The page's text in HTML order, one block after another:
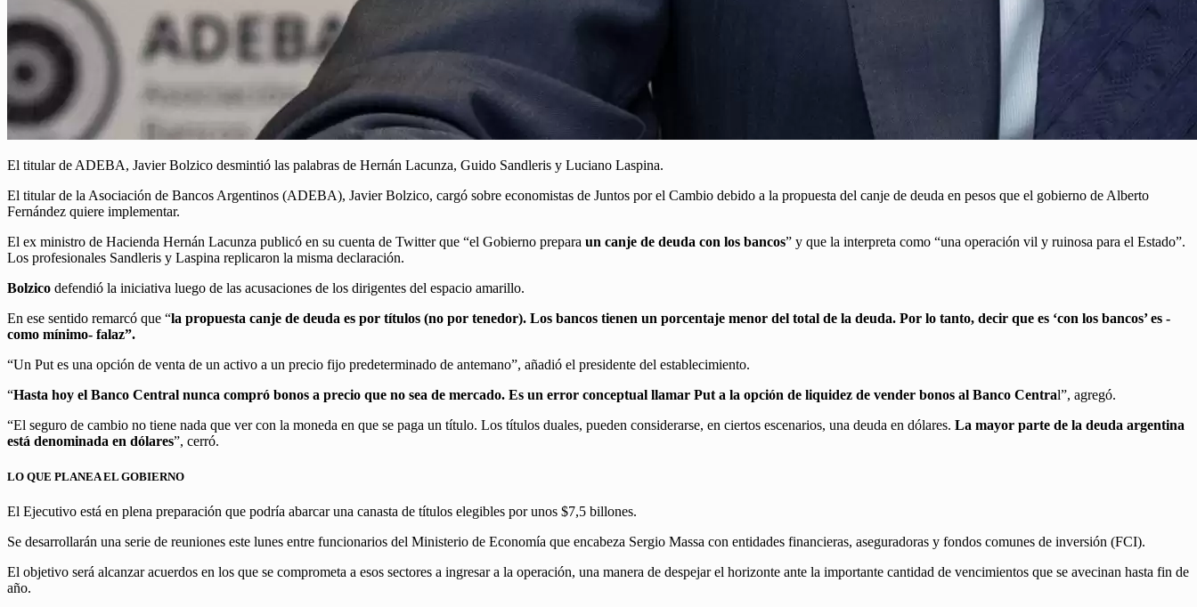
El titular de ADEBA, Javier Bolzico desmintió las palabras de Hernán Lacunza, Guido Sandleris y Luciano Laspina.
El titular de la Asociación de Bancos Argentinos (ADEBA), Javier Bolzico, cargó sobre economistas de Juntos por el Cambio debido a la propuesta del canje de deuda en pesos que el gobierno de Alberto
Fernández quiere implementar.
El ex ministro de Hacienda Hernán Lacunza publicó en su cuenta de Twitter que “el Gobierno prepara un canje de deuda con los bancos” y que la interpreta como “una operación vil y ruinosa para el Estado”.
Los profesionales Sandleris y Laspina replicaron la misma declaración.
Bolzico defendió la iniciativa luego de las acusaciones de los dirigentes del espacio amarillo.
En ese sentido remarcó que “la propuesta canje de deuda es por títulos (no por tenedor). Los bancos tienen un porcentaje menor del total de la deuda. Por lo tanto, decir que es ‘con los bancos’ es -
como mínimo- falaz”.
“Un Put es una opción de venta de un activo a un precio fijo predeterminado de antemano”, añadió el presidente del establecimiento.
“Hasta hoy el Banco Central nunca compró bonos a precio que no sea de mercado. Es un error conceptual llamar Put a la opción de liquidez de vender bonos al Banco Central”, agregó.
“El seguro de cambio no tiene nada que ver con la moneda en que se paga un título. Los títulos duales, pueden considerarse, en ciertos escenarios, una deuda en dólares. La mayor parte de la deuda argentina
está denominada en dólares”, cerró.
LO QUE PLANEA EL GOBIERNO
El Ejecutivo está en plena preparación que podría abarcar una canasta de títulos elegibles por unos $7,5 billones.
Se desarrollarán una serie de reuniones este lunes entre funcionarios del Ministerio de Economía que encabeza Sergio Massa con entidades financieras, aseguradoras y fondos comunes de inversión (FCI).
El objetivo será alcanzar acuerdos en los que se comprometa a esos sectores a ingresar a la operación, una manera de despejar el horizonte ante la importante cantidad de vencimientos que se avecinan hasta fin de
año.